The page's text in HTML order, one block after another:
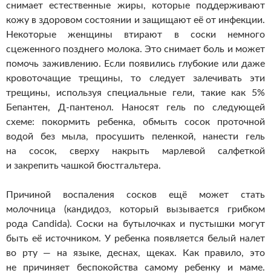
снимает естественные жиры, которые поддерживают
кожу в здоровом состоянии и защищают её от инфекции.
Некоторые женщины втирают в соски немного
сцеженного позднего молока. Это снимает боль и может
помочь заживлению. Если появились глубокие или даже
кровоточащие трещины, то следует залечивать эти
трещины, используя специальные гели, такие как 5%
Бепантен, Д-пантенол. Наносят гель по следующей
схеме: покормить ребенка, обмыть сосок проточной
водой без мыла, просушить пеленкой, нанести гель
на сосок, сверху накрыть марлевой салфеткой
и закрепить чашкой бюстгальтера.
Причиной воспаления сосков ещё может стать
молочница (кандидоз, который вызывается грибком
рода Candida). Соски на бутылочках и пустышки могут
быть её источником. У ребенка появляется белый налет
во рту — на языке, деснах, щеках. Как правило, это
не причиняет беспокойства самому ребенку и маме.